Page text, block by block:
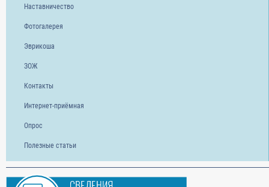
Наставничество
Фотогалерея
Эврикоша
ЗОЖ
Контакты
Интернет-приёмная
Опрос
Полезные статьи